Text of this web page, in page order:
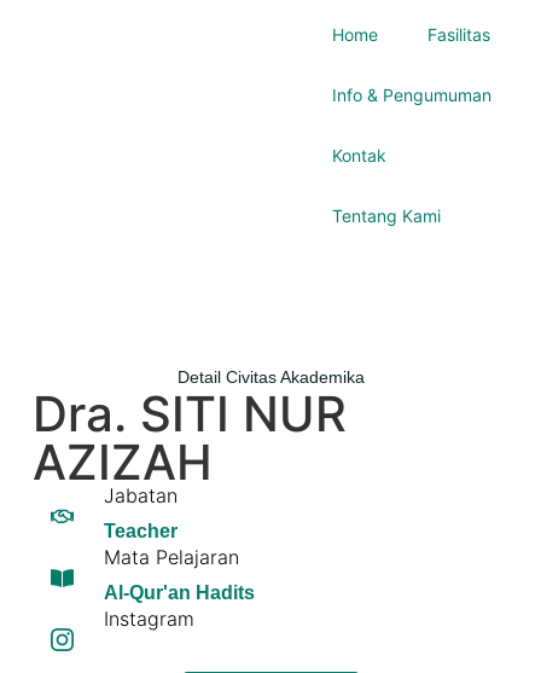
Home Fasilitas
Info & Pengumuman
Kontak
Tentang Kami
Detail Civitas Akademika
Dra. SITI NUR
AZIZAH
Jabatan
Teacher
Mata Pelajaran
Al-Qur'an Hadits
Instagram